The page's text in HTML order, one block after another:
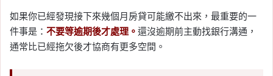
如果你已經發現接下來幾個月房貸可能繳不出來，最重要的一
件事是： 不要等逾期後才處理。 還沒逾期前主動找銀行溝通，
通常比已經拖欠後才協商有更多空間。